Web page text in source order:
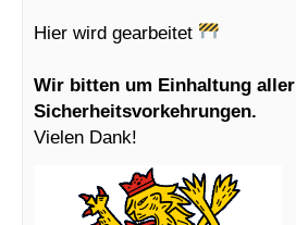
Hier wird gearbeitet
Wir bitten um Einhaltung aller
Sicherheitsvorkehrungen.
Vielen Dank!